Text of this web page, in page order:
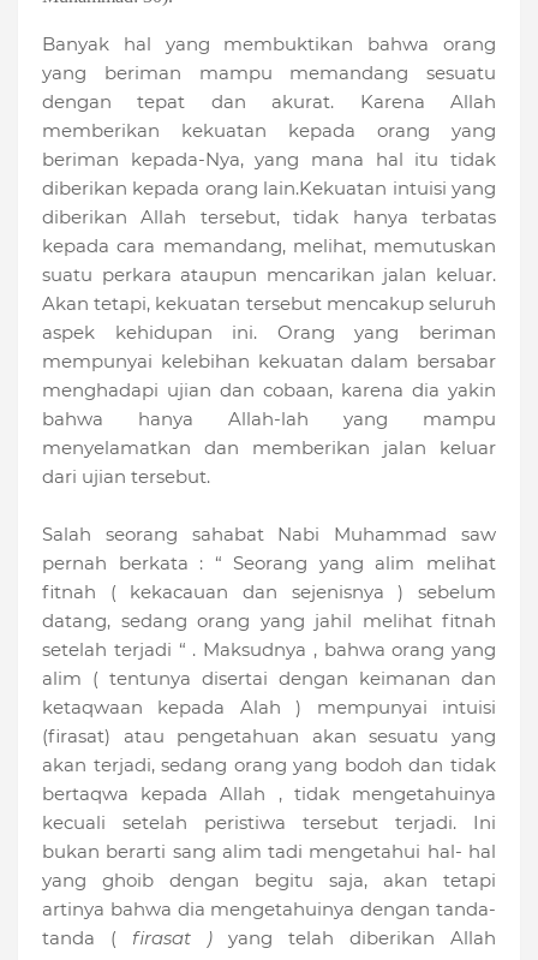
Banyak hal yang membuktikan bahwa orang
yang beriman mampu memandang sesuatu
dengan tepat dan akurat. Karena Allah
memberikan kekuatan kepada orang yang
beriman kepada-Nya, yang mana hal itu tidak
diberikan kepada orang lain.Kekuatan intuisiyang
diberikan Allah tersebut, tidak hanya terbatas
kepada cara memandang, melihat, memutuskan
suatu perkara ataupun mencarikan jalan keluar.
Akan tetapi, kekuatan tersebut mencakup seluruh
aspek kehidupan ini. Orang yang beriman
mempunyai kelebihan kekuatan dalam bersabar
menghadapi ujian dan cobaan, karena dia yakin
bahwa hanya Allah-lah yang mampu
menyelamatkan dan memberikan jalan keluar
dari ujian tersebut.
Salah seorang sahabat Nabi Muhammad saw
pernah berkata : “ Seorang yang alim melihat
fitnah ( kekacauan dan sejenisnya ) sebelum
datang, sedang orang yang jahil melihat fitnah
setelah terjadi “ . Maksudnya , bahwa orang yang
alim ( tentunya disertai dengan keimanan dan
ketaqwaan kepada Alah ) mempunyai intuisi
(firasat) atau pengetahuan akan sesuatu yang
akan terjadi, sedang orang yang bodoh dan tidak
bertaqwa kepada Allah , tidak mengetahuinya
kecuali setelah peristiwa tersebut terjadi. Ini
bukan berarti sang alim tadi mengetahui hal- hal
yang ghoib dengan begitu saja, akan tetapi
artinya bahwa dia mengetahuinya dengan tanda-
tanda ( firasat ) yang telah diberikan Allah